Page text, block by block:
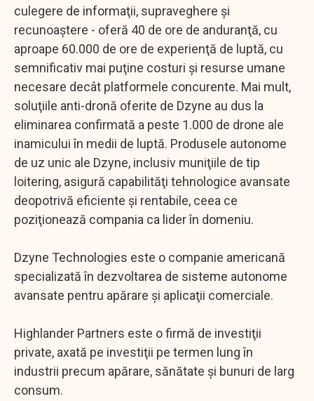
culegere de informaţii, supraveghere şi
recunoaştere - oferă 40 de ore de anduranţă, cu
aproape 60.000 de ore de experienţă de luptă, cu
semnificativ mai puţine costuri şi resurse umane
necesare decât platformele concurente. Mai mult,
soluţiile anti-dronă oferite de Dzyne au dus la
eliminarea confirmată a peste 1.000 de drone ale
inamicului în medii de luptă. Produsele autonome
de uz unic ale Dzyne, inclusiv muniţiile de tip
loitering, asigură capabilităţi tehnologice avansate
deopotrivă eficiente şi rentabile, ceea ce
poziţionează compania ca lider în domeniu.
Dzyne Technologies este o companie americană
specializată în dezvoltarea de sisteme autonome
avansate pentru apărare şi aplicaţii comerciale.
Highlander Partners este o firmă de investiţii
private, axată pe investiţii pe termen lung în
industrii precum apărare, sănătate şi bunuri de larg
consum.